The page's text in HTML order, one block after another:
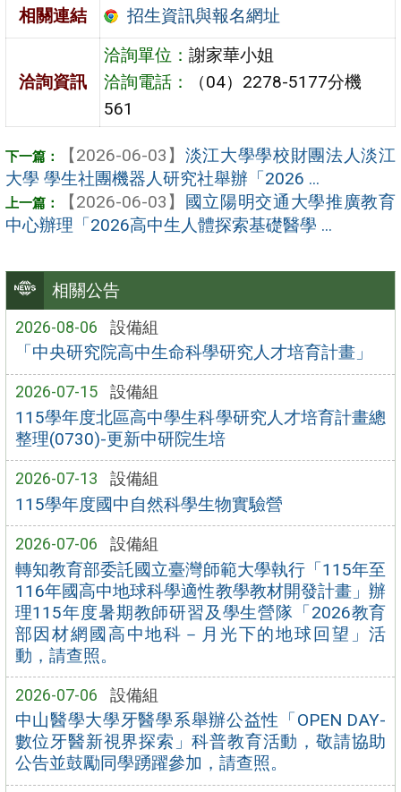
相關公告
2026-08-06 設備組
「中央研究院高中生命科學研究人才培育計畫」
2026-07-15 設備組
115學年度北區高中學生科學研究人才培育計畫總
整理(0730)-更新中研院生培
2026-07-13 設備組
115學年度國中自然科學生物實驗營
2026-07-06 設備組
轉知教育部委託國立臺灣師範大學執行「115年至
116年國高中地球科學適性教學教材開發計畫」辦
理115年度暑期教師研習及學生營隊「2026教育
部因材網國高中地科－月光下的地球回望」活
動，請查照。
2026-07-06 設備組
中山醫學大學牙醫學系舉辦公益性「OPEN DAY-
數位牙醫新視界探索」科普教育活動，敬請協助
公告並鼓勵同學踴躍參加，請查照。
相關連結 招生資訊與報名網址
洽詢資訊
洽詢單位：謝家華小姐
洽詢電話：
（04）2278-5177分機
561
【2026-06-03】 淡江大學學校財團法人淡江
大學 學生社團機器人研究社舉辦「2026 ...
【2026-06-03】 國立陽明交通大學推廣教育
中心辦理「2026高中生人體探索基礎醫學 ...